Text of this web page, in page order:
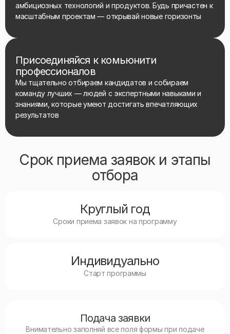
амбициозных технологий и продуктов. Будь причастен к
масштабным проектам — открывай новые горизонты
Присоединяйся к комьюнити
профессионалов
Мы тщательно отбираем кандидатов и собираем
команду лучших — людей с экспертными навыками и
знаниями, которые умеют достигать впечатляющих
результатов
Срок приема заявок и этапы
отбора
Круглый год
Сроки приема заявок на программу
Индивидуально
Старт программы
Подача заявки
Внимательно заполняй все поля формы при подаче